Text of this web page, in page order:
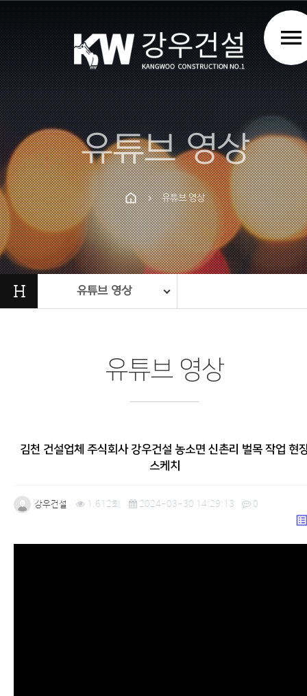
PrevNext
menu
유튜브 영상
chevron_right 유튜브 영상
H 유튜브 영상
유튜브 영상
김천 건설업체 주식회사 강우건설 농소면 신촌리 벌목 작업 현
스케치
강우건설 1,612회 2024-03-30 14:29:13 0